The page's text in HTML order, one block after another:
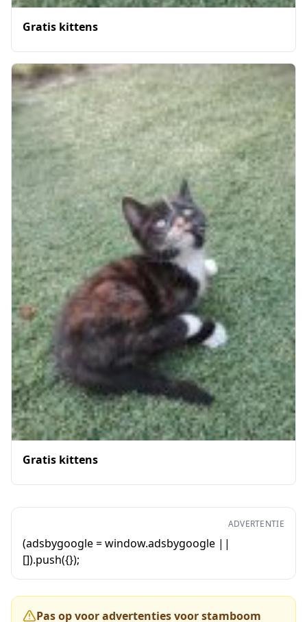
Gratis kittens
Gratis kittens
ADVERTENTIE
(adsbygoogle = window.adsbygoogle ||
[]).push({});
Pas op voor advertenties voor stamboom